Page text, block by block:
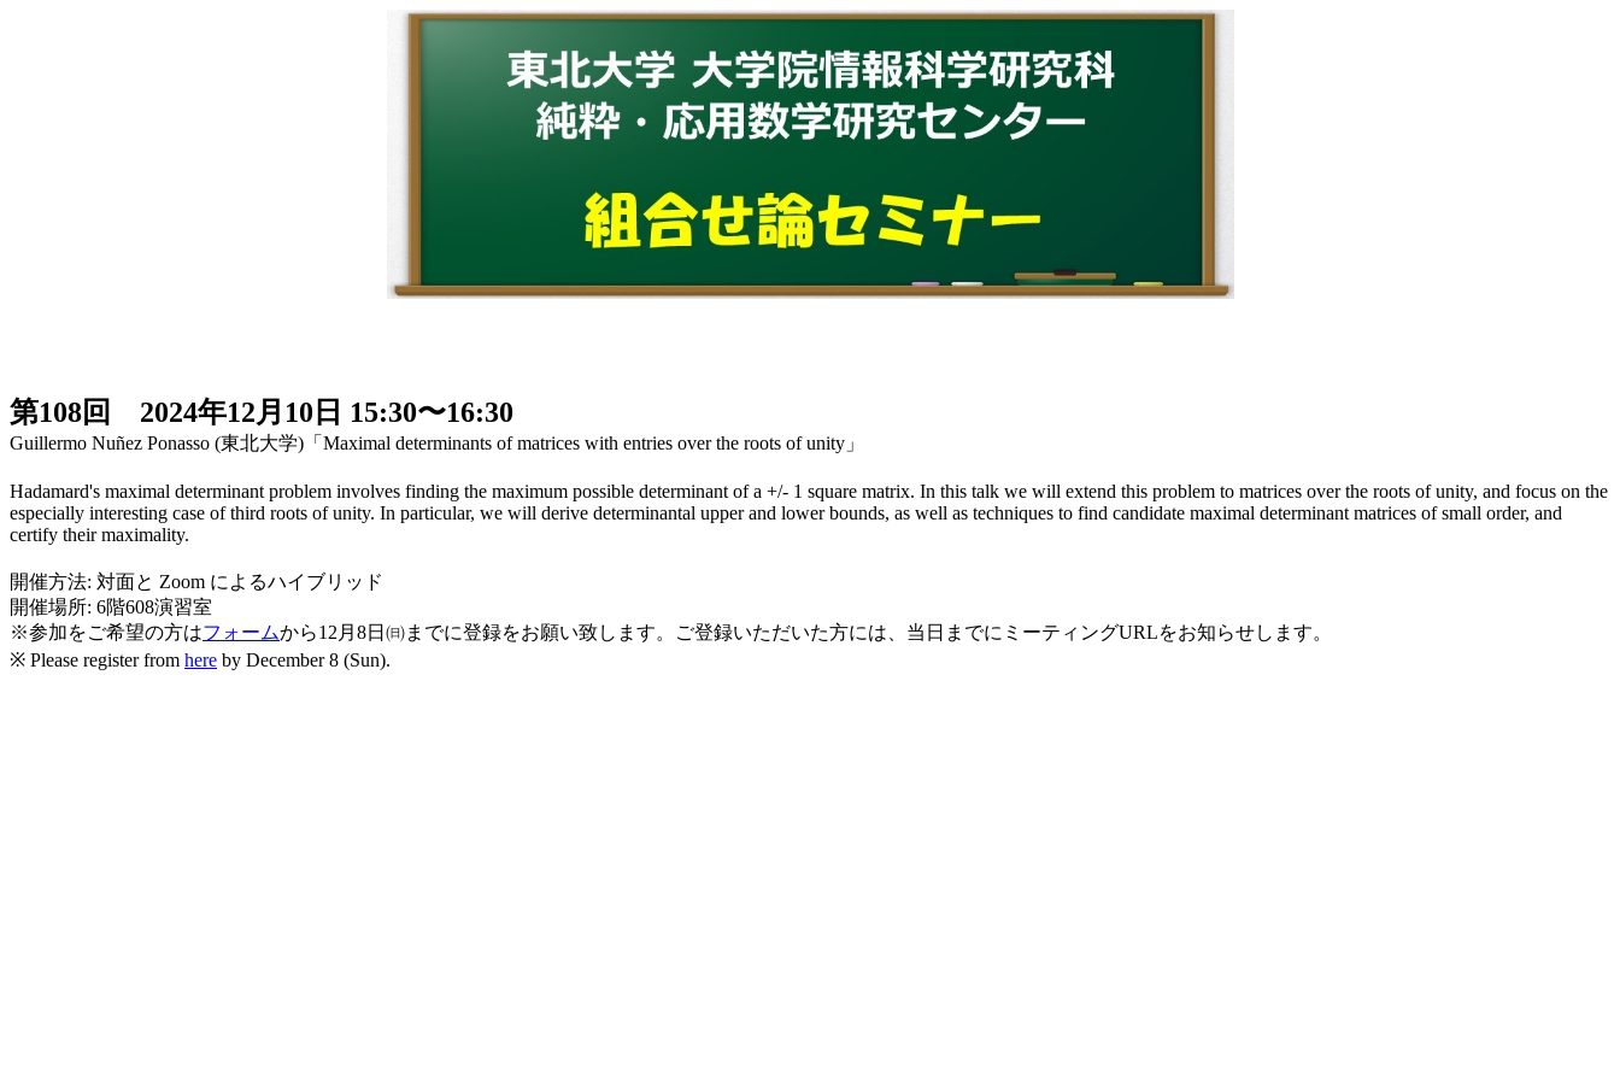
第108回 2024年12月10日 15:30〜16:30
Guillermo Nuñez Ponasso (東北大学)「Maximal determinants of matrices with entries over the roots of unity」
Hadamard's maximal determinant problem involves finding the maximum possible determinant of a +/- 1 square matrix. In this talk we will extend this problem to matrices over the roots of unity, and focus on the
especially interesting case of third roots of unity. In particular, we will derive determinantal upper and lower bounds, as well as techniques to find candidate maximal determinant matrices of small order, and
certify their maximality.
開催方法: 対面と Zoom によるハイブリッド
開催場所: 6階608演習室
※参加をご希望の方はフォームから12月8日㈰までに登録をお願い致します。ご登録いただいた方には、当日までにミーティングURLをお知らせします。
※ Please register from here by December 8 (Sun).